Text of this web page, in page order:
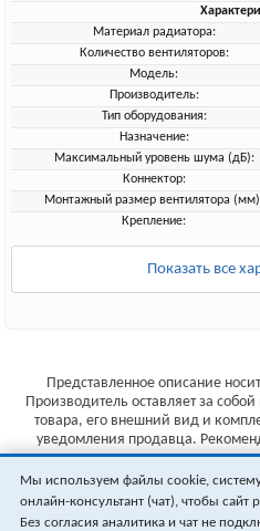
Материал радиатора:
Количество вентиляторов:
Модель:
Производитель:
Тип оборудования:
Назначение:
Максимальный уровень шума (дБ):
Коннектор:
Монтажный размер вентилятора
Крепление:
Показать все
Представленное описание
Производитель оставляет за
товара, его внешний вид и
уведомления продавца.
характеристики товара
Указанные цены не являются
Стоимость и наличие
Мы используем файлы cookie,
онлайн-консультант (чат), чтобы сайт
Без согласия аналитика и чат не